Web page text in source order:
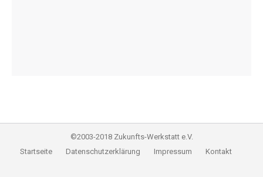
©2003-2018 Zukunfts-Werkstatt e.V.
Startseite
Datenschutzerklärung Impressum Kontakt